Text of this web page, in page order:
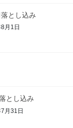
とし込み
月1日
とし込み
月31日